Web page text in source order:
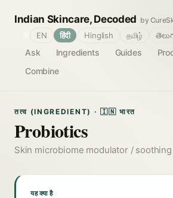
Indian Skincare, Decoded by
Ask Ingredients Guides
Combine
EN हिंदी Hinglish தமிழ்
तत्व (INGREDIENT) · 🇮🇳 भारत
Probiotics
Skin microbiome modulator /
यह क्या है